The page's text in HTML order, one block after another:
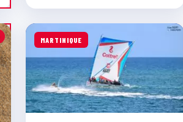
MARTINIQUE